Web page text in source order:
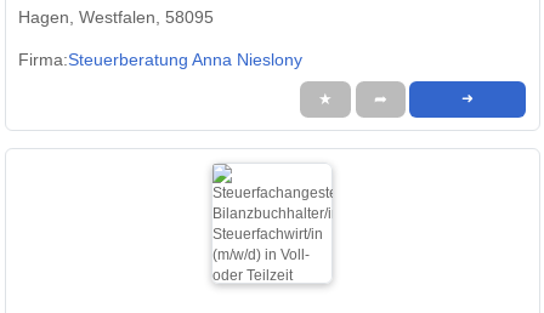
Hagen, Westfalen, 58095
Firma:Steuerberatung Anna Nieslony
★ ➦ ➜